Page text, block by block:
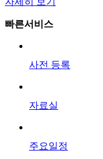
빠른서비스
사전 등록
자료실
주요일정